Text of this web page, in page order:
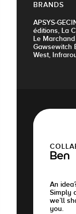
BRANDS
APSYS-
éditions, La
Le
Gawsewitch
West,
Ben
An
Simply
we’ll
you.